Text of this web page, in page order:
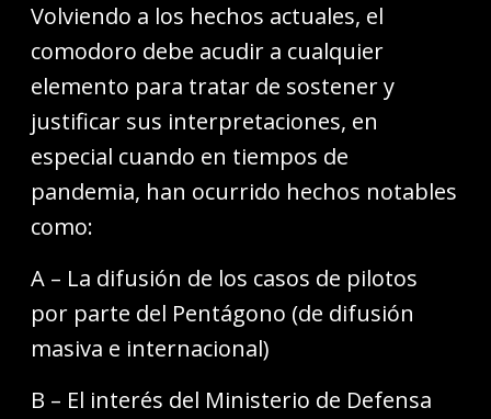
Volviendo a los hechos actuales, el
comodoro debe acudir a cualquier
elemento para tratar de sostener y
justificar sus interpretaciones, en
especial cuando en tiempos de
pandemia, han ocurrido hechos notables
como:
A – La difusión de los casos de pilotos
por parte del Pentágono (de difusión
masiva e internacional)
B – El interés del Ministerio de Defensa